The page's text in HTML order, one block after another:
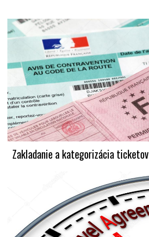
Zakladanie a kategorizácia ticketov